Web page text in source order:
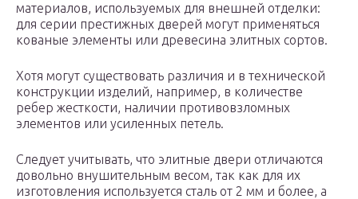
материалов, используемых для внешней отделки:
для серии престижных дверей могут применяться
кованые элементы или древесина элитных сортов.
Хотя могут существовать различия и в технической
конструкции изделий, например, в количестве
ребер жесткости, наличии противовзломных
элементов или усиленных петель.
Следует учитывать, что элитные двери отличаются
довольно внушительным весом, так как для их
изготовления используется сталь от 2 мм и более, а